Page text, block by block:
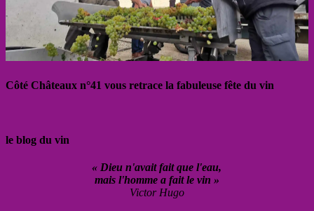
Côté Châteaux n°41 vous retrace la fabuleuse fête du vin
le blog du vin
« Dieu n'avait fait que l'eau,
mais l'homme a fait le vin »
Victor Hugo